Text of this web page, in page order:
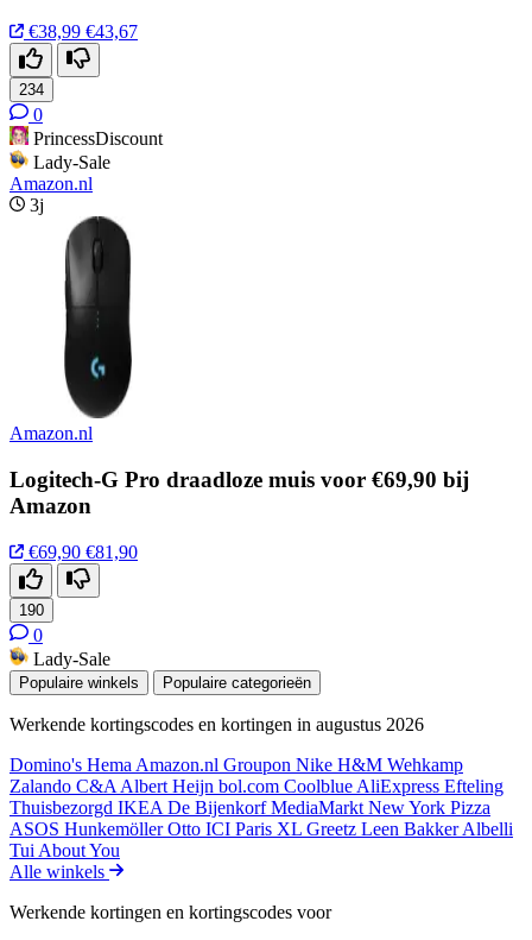
€38,99 €43,67
234
0
PrincessDiscount
Lady-Sale
Amazon.nl
3j
Amazon.nl
Logitech-G Pro draadloze muis voor €69,90 bij
Amazon
€69,90 €81,90
190
0
Lady-Sale
Populaire winkels Populaire categorieën
Werkende kortingscodes en kortingen in augustus 2026
Domino's Hema Amazon.nl Groupon Nike H&M Wehkamp
Zalando C&A Albert Heijn bol.com Coolblue AliExpress Efteling
Thuisbezorgd IKEA De BijenkorfMediaMarkt New York Pizza
ASOS HunkemöllerOtto ICI Paris XL Greetz Leen BakkerAlbelli
Tui About You
Alle winkels
Werkende kortingen en kortingscodes voor